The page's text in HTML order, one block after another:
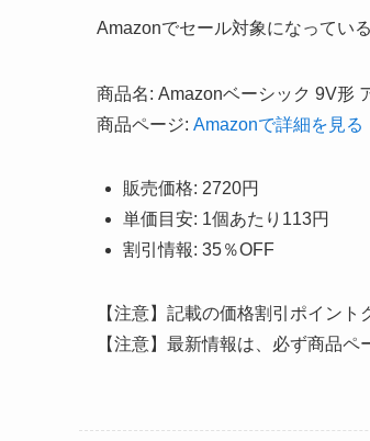
Amazonでセール対象になってい
商品名: Amazonベーシック 9V形
商品ページ: Amazonで詳細を見る
販売価格: 2720円
単価目安: 1個あたり113円
割引情報: 35％OFF
【注意】記載の価格割引ポイン
【注意】最新情報は、必ず商品ペ